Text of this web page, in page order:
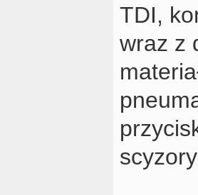
TDI,
wraz z